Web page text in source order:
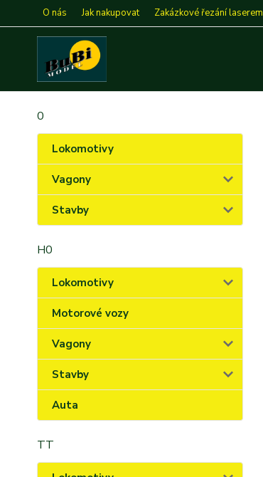
O nás Jak nakupovat Zakázkové řezání laserem
0
Lokomotivy
Vagony
Stavby
H0
Lokomotivy
Motorové vozy
Vagony
Stavby
Auta
TT